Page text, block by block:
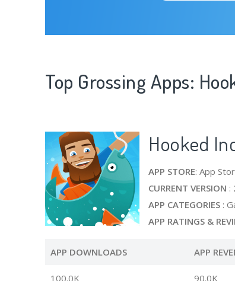
Top Grossing Apps:
Hooked
APP STORE: App
CURRENT VERSION :
APP CATEGORIES :
APP RATINGS &
APP DOWNLOADS APP
100.0K 90.0K